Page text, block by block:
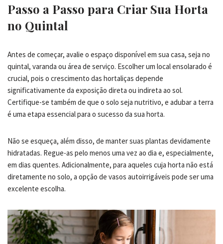
Passo a Passo para Criar Sua Horta
no Quintal
Antes de começar, avalie o espaço disponível em sua casa, seja no
quintal, varanda ou área de serviço. Escolher um local ensolarado é
crucial, pois o crescimento das hortaliças depende
significativamente da exposição direta ou indireta ao sol.
Certifique-se também de que o solo seja nutritivo, e adubar a terra
é uma etapa essencial para o sucesso da sua horta.
Não se esqueça, além disso, de manter suas plantas devidamente
hidratadas. Regue-as pelo menos uma vez ao dia e, especialmente,
em dias quentes. Adicionalmente, para aqueles cuja horta não está
diretamente no solo, a opção de vasos autoirrigáveis pode ser uma
excelente escolha.